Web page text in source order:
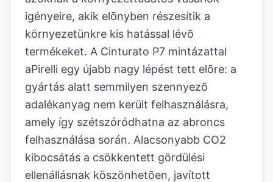
igényeire, akik elõnyben részesítik a
környezetünkre kis hatással lévõ
termékeket. A Cinturato P7 mintázattal
aPirelli egy újabb nagy lépést tett elõre: a
gyártás alatt semmilyen szennyezõ
adalékanyag nem került felhasználásra,
amely így szétszóródhatna az abroncs
felhasználása során. Alacsonyabb CO2
kibocsátás a csökkentett gördülési
ellenállásnak köszönhetõen, javított